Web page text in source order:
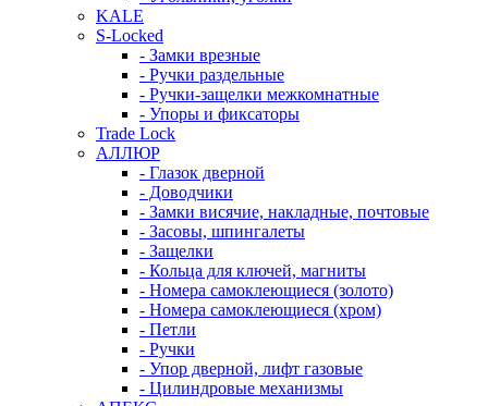
KALE
S-Locked
- Замки врезные
- Ручки раздельные
- Ручки-защелки межкомнатные
- Упоры и фиксаторы
Trade Lock
АЛЛЮР
- Глазок дверной
- Доводчики
- Замки висячие, накладные, почтовые
- Засовы, шпингалеты
- Защелки
- Кольца для ключей, магниты
- Номера самоклеющиеся (золото)
- Номера самоклеющиеся (хром)
- Петли
- Ручки
- Упор дверной, лифт газовые
- Цилиндровые механизмы